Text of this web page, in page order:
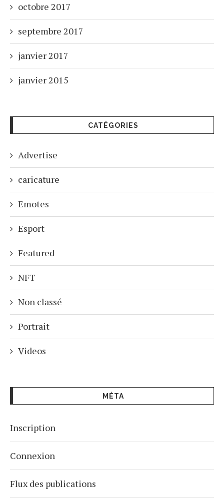
octobre 2017
septembre 2017
janvier 2017
janvier 2015
CATÉGORIES
Advertise
caricature
Emotes
Esport
Featured
NFT
Non classé
Portrait
Videos
MÉTA
Inscription
Connexion
Flux des publications